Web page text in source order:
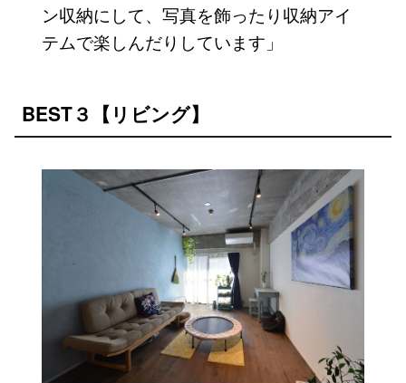
ン収納にして、写真を飾ったり収納アイ
テムで楽しんだりしています」
BEST３【リビング】